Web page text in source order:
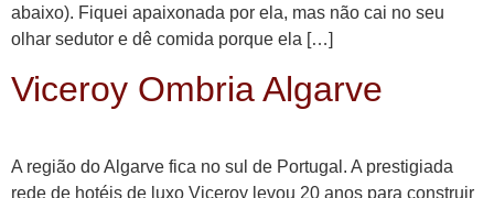
abaixo). Fiquei apaixonada por ela, mas não cai no seu
olhar sedutor e dê comida porque ela […]
Viceroy Ombria Algarve
A região do Algarve fica no sul de Portugal. A prestigiada
rede de hotéis de luxo Viceroy levou 20 anos para construir